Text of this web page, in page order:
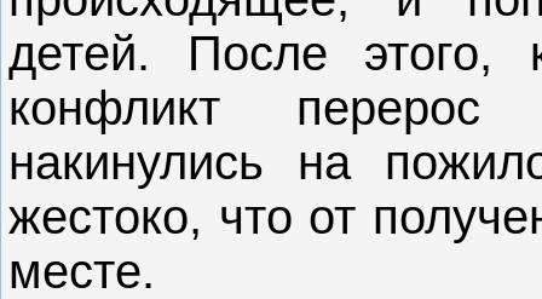
детей. После этого,
конфликт
накинулись на
жестоко, что от
месте.